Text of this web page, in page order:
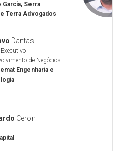
Garcia, Serra
Terra Advogados
Dantas
de Negócios
Engenharia e
Ceron